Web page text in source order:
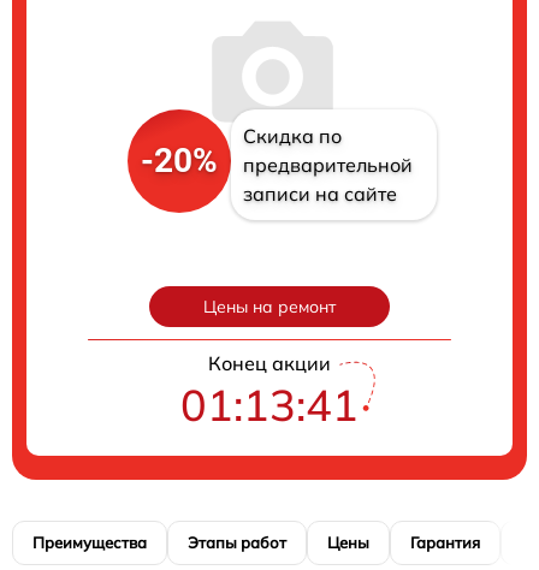
-20%
Скидка по
предварительной
записи на сайте
Цены на ремонт
Конец акции
01:13:40
Преимущества Этапы работ Цены Гарантия